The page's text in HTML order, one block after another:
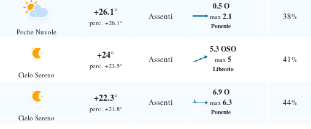
Poche Nuvole
+26.1°
perc. +26.1°
Assenti
0.5 O
max 2.1
Ponente
38%
Cielo Sereno
+24°
perc. +23.5°
Assenti
5.3 OSO
max 5
Libeccio
41%
Cielo Sereno
+22.3°
perc. +21.8°
Assenti
6.9 O
max 6.3
Ponente
44%